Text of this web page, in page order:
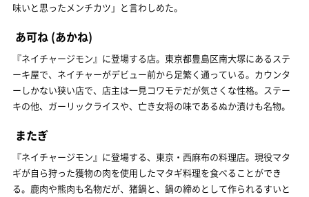
味いと思ったメンチカツ」と言わしめた。
あ可ね (あかね)
『ネイチャージモン』に登場する店。東京都豊島区南大塚にあるステ
ーキ屋で、ネイチャーがデビュー前から足繁く通っている。カウンタ
ーしかない狭い店で、店主は一見コワモテだが気さくな性格。ステー
キの他、ガーリックライスや、亡き女将の味であるぬか漬けも名物。
またぎ
『ネイチャージモン』に登場する、東京・西麻布の料理店。現役マタ
ギが自ら狩った獲物の肉を使用したマタギ料理を食べることができ
る。鹿肉や熊肉も名物だが、猪鍋と、鍋の締めとして作られるすいと